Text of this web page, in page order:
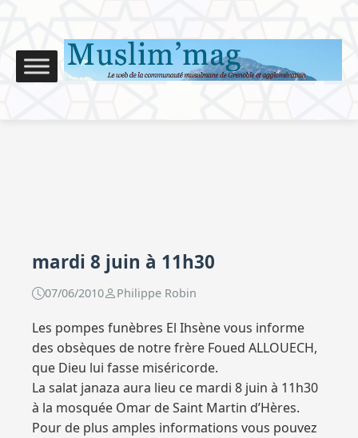
mardi 8 juin à 11h30
07/06/2010 Philippe Robin
Les pompes funèbres El Ihsène vous informe
des obsèques de notre frère Foued ALLOUECH,
que Dieu lui fasse miséricorde.
La salat janaza aura lieu ce mardi 8 juin à 11h30
à la mosquée Omar de Saint Martin d’Hères.
Pour de plus amples informations vous pouvez